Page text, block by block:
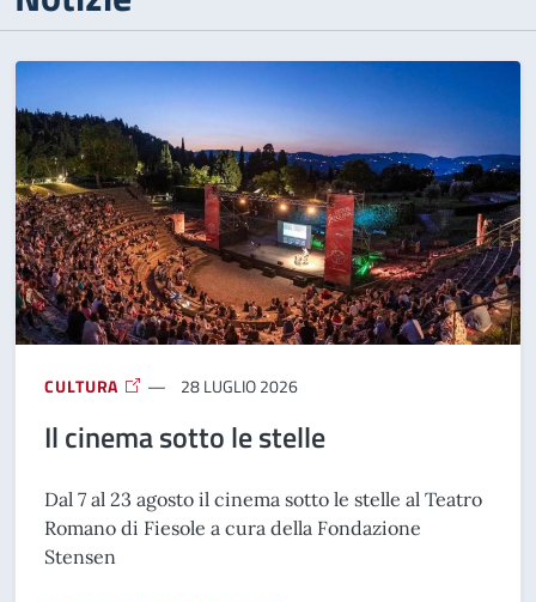
CULTURA 28 LUGLIO 2026
Il cinema sotto le stelle
Dal 7 al 23 agosto il cinema sotto le stelle al Teatro
Romano di Fiesole a cura della Fondazione
Stensen